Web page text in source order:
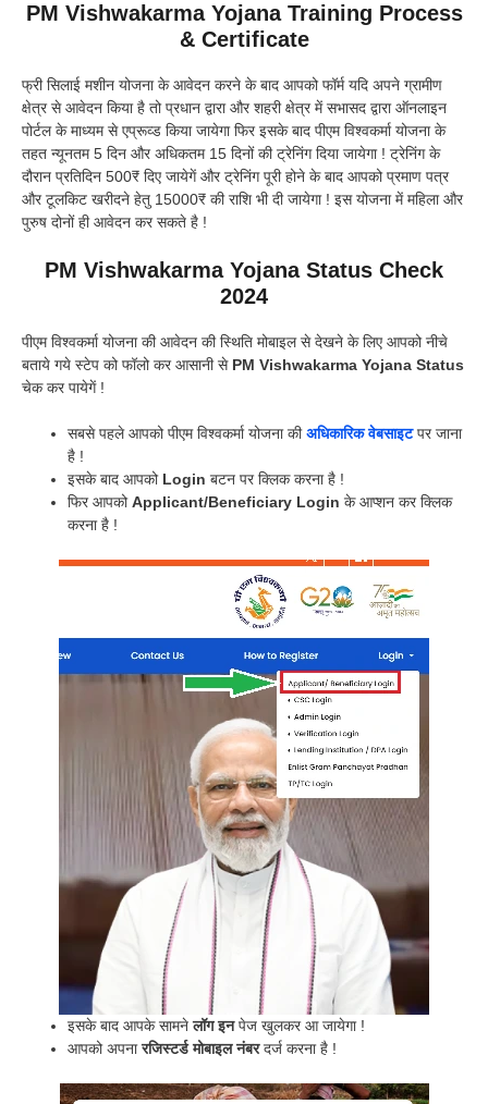
PM Vishwakarma Yojana Training Process
& Certificate
फ्री सिलाई मशीन योजना के आवेदन करने के बाद आपको फॉर्म यदि अपने ग्रामीण
क्षेत्र से आवेदन किया है तो प्रधान द्वारा और शहरी क्षेत्र में सभासद द्वारा ऑनलाइन
पोर्टल के माध्यम से एप्रूव्ड किया जायेगा फिर इसके बाद पीएम विश्वकर्मा योजना के
तहत न्यूनतम 5 दिन और अधिकतम 15 दिनों की ट्रेनिंग दिया जायेगा ! ट्रेनिंग के
दौरान प्रतिदिन 500₹ दिए जायेगें और ट्रेनिंग पूरी होने के बाद आपको प्रमाण पत्र
और टूलकिट खरीदने हेतु 15000₹ की राशि भी दी जायेगा ! इस योजना में महिला और
पुरुष दोनों ही आवेदन कर सकते है !
PM Vishwakarma Yojana Status Check
2024
पीएम विश्वकर्मा योजना की आवेदन की स्थिति मोबाइल से देखने के लिए आपको नीचे
बताये गये स्टेप को फॉलो कर आसानी से PM Vishwakarma Yojana Status
चेक कर पायेगें !
सबसे पहले आपको पीएम विश्वकर्मा योजना कीअधिकारिक वेबसाइटपर जाना
है !
इसके बाद आपको Login बटन पर क्लिक करना है !
फिर आपकोApplicant/Beneficiary Login के आप्शन कर क्लिक
करना है !
इसके बाद आपके सामनेलॉग इनपेज खुलकर आ जायेगा !
आपको अपनारजिस्टर्ड मोबाइल नंबरदर्ज करना है !